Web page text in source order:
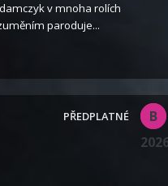
v mnoha rolích
paroduje...
B